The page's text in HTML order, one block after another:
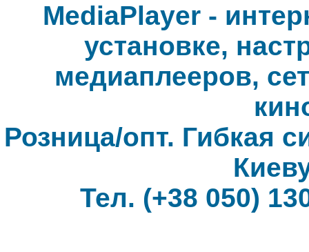
MediaPlayer -
установке,
медиаплееров,
Розница/опт. Гибкая
Тел. (+38 050)